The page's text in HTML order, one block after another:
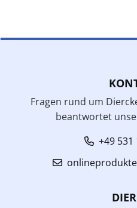
Fragen rund um
beantwortet
+49 531